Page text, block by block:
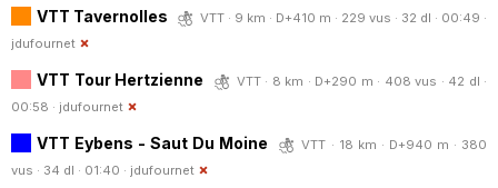
VTT Tavernolles
VTT · 9 km · D+410 m · 229 vus · 32 dl · 00:49 ·
jdufournet
VTT Tour Hertzienne
VTT · 8 km · D+290 m · 408 vus · 42 dl ·
00:58 · jdufournet
VTT Eybens - Saut Du Moine
VTT · 18 km · D+940 m · 380
vus · 34 dl · 01:40 · jdufournet